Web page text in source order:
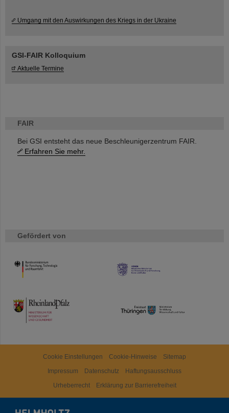
FAIR
Bei GSI entsteht das neue Beschleunigerzentrum FAIR.
Erfahren Sie mehr.
Gefördert von
HMWK
TMWWDG
Umgang mit den Auswirkungen des Kriegs in der Ukraine
GSI-FAIR Kolloquium
Aktuelle Termine
Cookie Einstellungen Cookie-Hinweise
Sitemap
Impressum
Datenschutz
Haftungsausschluss
Urheberrecht
Erklärung zur Barrierefreiheit